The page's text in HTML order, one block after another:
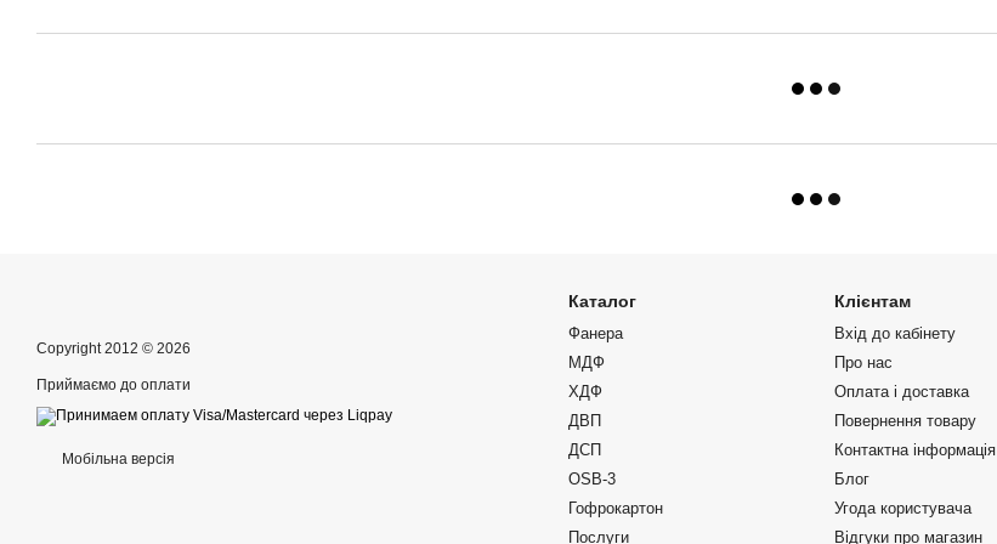
Copyright 2012 © 2026
Приймаємо до оплати
Мобільна версія
Каталог
Фанера
МДФ
ХДФ
ДВП
ДСП
OSB-3
Гофрокартон
Послуги
Клієнтам
Вхід до кабінету
Про нас
Оплата і доставка
Повернення товару
Контактна інформація
Блог
Угода користувача
Відгуки про магазин